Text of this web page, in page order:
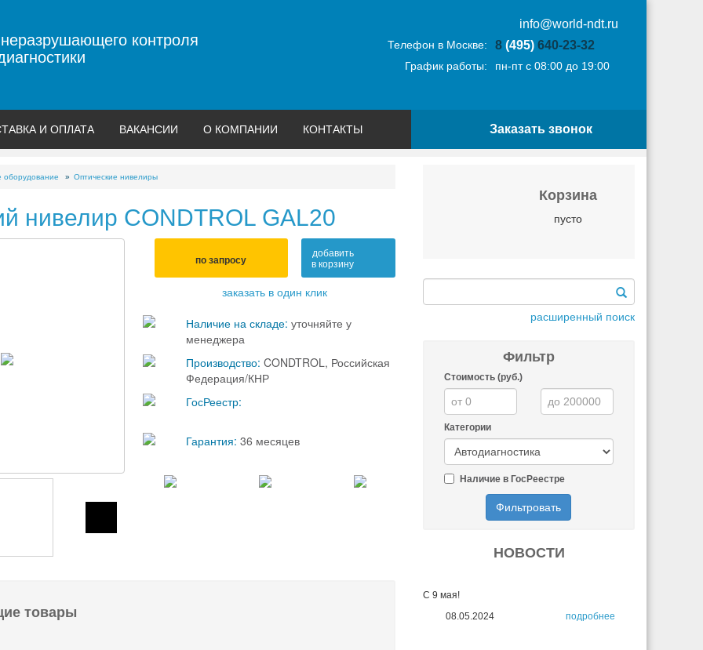
контроля
info@world-ndt.ru
Телефон в Москве: 8 (495)640-23-32
График работы: пн-пт с 08:00 до 19:00
И ОПЛАТА ВАКАНСИИ О КОМПАНИИ КОНТАКТЫ Заказать звонок
оборудование Оптические нивелиры
нивелир CONDTROL GAL20
по запросу
добавить
в корзину
заказать в один клик
Наличие на складе: уточняйте у
менеджера
Производство: CONDTROL, Российская
Федерация/КНР
ГосРеестр:
Гарантия: 36 месяцев
товары
Корзина
пусто
расширенный поиск
Фильтр
Стоимость (руб.)
Категории
Наличие в ГосРеестре
Фильтровать
НОВОСТИ
С 9 мая!
08.05.2024
подробнее